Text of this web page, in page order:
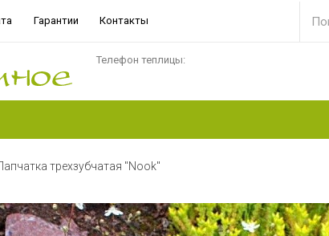
Гарантии Контакты
Телефон теплицы:
трехзубчатая "Nook"